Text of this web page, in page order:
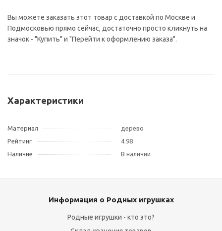
Вы можете заказать этот товар с доставкой по Москве и
Подмосковью прямо сейчас, достаточно просто кликнуть на
значок - "Купить" и "Перейти к оформлению заказа".
Характеристики
Материал
дерево
Рейтинг
4.98
Наличие
В наличии
Информация о Родных игрушках
Родные игрушки - кто это?